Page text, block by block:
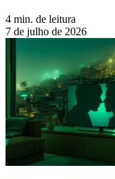
4 min. de leitura
7 de julho de 2026